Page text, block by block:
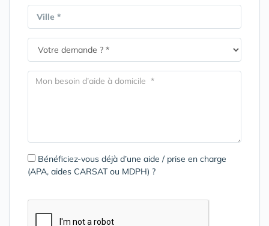
Ville *
Bénéficiez-vous déjà d’une aide / prise en charge
(APA, aides CARSAT ou MDPH) ?